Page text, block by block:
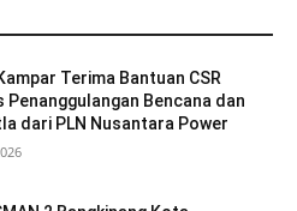
Terima Bantuan CSR
Penanggulangan Bencana dan
dari PLN Nusantara Power